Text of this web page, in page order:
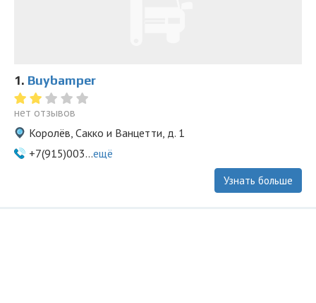
1. Buybamper
нет отзывов
Королёв, Сакко и Ванцетти, д. 1
+7(915)003...ещё
Узнать больше